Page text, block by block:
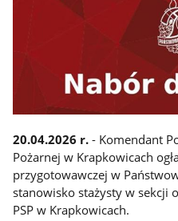
20.04.2026 r.- Komendant
Pożarnej w Krapkowicach
przygotowawczej w
stanowisko stażysty w sekcji
PSP w Krapkowicach.